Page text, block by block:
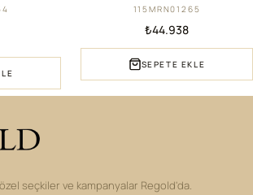
115MRN01265
₺44.938
SEPETE EKLE
seçkiler ve kampanyalar Regold'da.